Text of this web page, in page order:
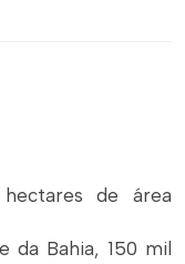
de área
da Bahia, 150 mil